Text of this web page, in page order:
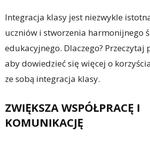
Integracja klasy jest niezwykle
uczniów i stworzenia harmonijnego
edukacyjnego. Dlaczego? Przeczytaj
aby dowiedzieć się więcej o
ze sobą integracja klasy.
ZWIĘKSZA WSPÓŁPRACĘ I
KOMUNIKACJĘ